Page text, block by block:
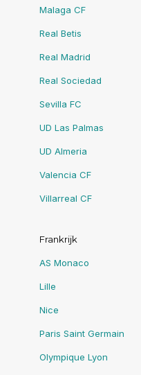
Malaga CF
Real Betis
Real Madrid
Real Sociedad
Sevilla FC
UD Las Palmas
UD Almeria
Valencia CF
Villarreal CF
Frankrijk
AS Monaco
Lille
Nice
Paris Saint Germain
Olympique Lyon